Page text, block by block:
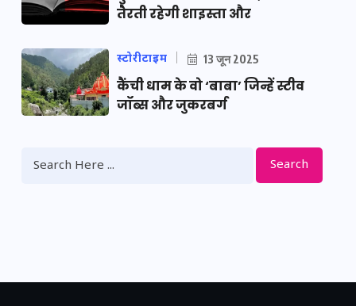
तैरती रहेगी शाइस्ता और
स्टोरीटाइम 13 जून 2025
कैंची धाम के वो ‘बाबा’ जिन्हें स्टीव
जॉब्स और जुकरबर्ग
Search